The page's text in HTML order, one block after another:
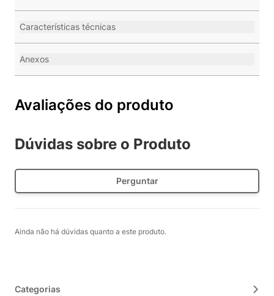
Características técnicas
Anexos
Avaliações do produto
Dúvidas sobre o Produto
Perguntar
Ainda não há dúvidas quanto a este produto.
Categorias